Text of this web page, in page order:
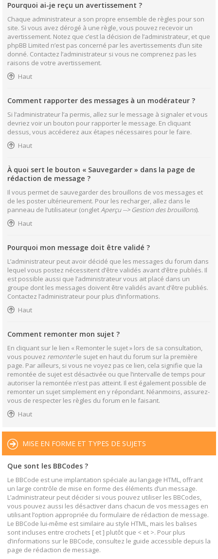
Pourquoi ai-je reçu un avertissement ?
Chaque administrateur a son propre ensemble de règles pour son
site. Si vous avez dérogé à une règle, vous pouvez recevoir un
avertissement. Notez que c’est la décision de l’administrateur, et que
phpBB Limited n’est pas concerné par les avertissements d’un site
donné. Contactez l’administrateur si vous ne comprenez pas les
raisons de votre avertissement.
Haut
Comment rapporter des messages à un modérateur ?
Si l’administrateur l’a permis, allez sur le message à signaler et vous
devriez voir un bouton pour rapporter le message. En cliquant
dessus, vous accéderez aux étapes nécessaires pour le faire.
Haut
À quoi sert le bouton « Sauvegarder » dans la page de
rédaction de message ?
Il vous permet de sauvegarder des brouillons de vos messages et
de les poster ultérieurement. Pour les recharger, allez dans le
panneau de l’utilisateur (ongletAperçu --> Gestion des brouillons).
Haut
Pourquoi mon message doit être validé ?
L’administrateur peut avoir décidé que les messages du forum dans
lequel vous postez nécessitent d’être validés avant d’être publiés. Il
est possible aussi que l’administrateur vous ait placé dans un
groupe dont les messages doivent être validés avant d’être publiés.
Contactez l’administrateur pour plus d’informations.
Haut
Comment remonter mon sujet ?
En cliquant sur le lien « Remonter le sujet » lors de sa consultation,
vous pouvez remonterle sujet en haut du forum sur la première
page. Par ailleurs, si vous ne voyez pas ce lien, cela signifie que la
remontée de sujet est désactivée ou que l’intervalle de temps pour
autoriser la remontée n’est pas atteint. Il est également possible de
remonter un sujet simplement en y répondant. Néanmoins, assurez-
vous de respecter les règles du forum en le faisant.
Haut
MISE EN FORME ET TYPES DE SUJETS
Que sont les BBCodes ?
Le BBCode est une implantation spéciale au langage HTML, offrant
un large contrôle de mise en forme des éléments d’un message.
L’administrateur peut décider si vous pouvez utiliser les BBCodes,
vous pouvez aussi les désactiver dans chacun de vos messages en
utilisant l’option appropriée du formulaire de rédaction de message.
Le BBCode lui-même est similaire au style HTML, mais les balises
sont incluses entre crochets [ et ] plutôt que < et >. Pour plus
d’informations sur le BBCode, consultez le guide accessible depuis la
page de rédaction de message.